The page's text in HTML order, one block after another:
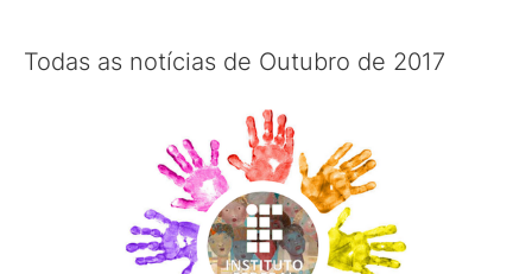
Todas as notícias de Outubro de 2017